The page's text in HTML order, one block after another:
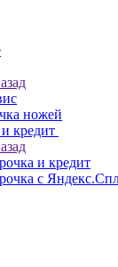
ножей
кредит
и кредит
с